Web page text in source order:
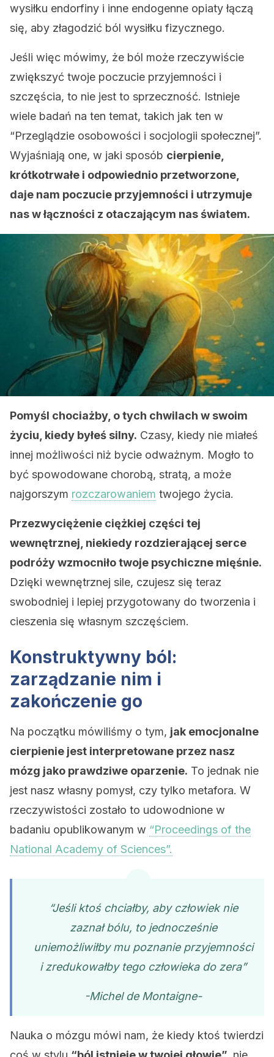
wysiłku endorfiny i inne endogenne opiaty łączą
się, aby złagodzić ból wysiłku fizycznego.
Jeśli więc mówimy, że ból może rzeczywiście
zwiększyć twoje poczucie przyjemności i
szczęścia, to nie jest to sprzeczność. Istnieje
wiele badań na ten temat, takich jak ten w
“Przeglądzie osobowości i socjologii społecznej”.
Wyjaśniają one, w jaki sposób cierpienie,
krótkotrwałe i odpowiednio przetworzone,
daje nam poczucie przyjemności i utrzymuje
nas w łączności z otaczającym nas światem.
Pomyśl chociażby, o tych chwilach w swoim
życiu, kiedy byłeś silny. Czasy, kiedy nie miałeś
innej możliwości niż bycie odważnym. Mogło to
być spowodowane chorobą, stratą, a może
najgorszym rozczarowaniem twojego życia.
Przezwyciężenie ciężkiej części tej
wewnętrznej, niekiedy rozdzierającej serce
podróży wzmocniło twoje psychiczne mięśnie.
Dzięki wewnętrznej sile, czujesz się teraz
swobodniej i lepiej przygotowany do tworzenia i
cieszenia się własnym szczęściem.
Konstruktywny ból:
zarządzanie nim i
zakończenie go
Na początku mówiliśmy o tym, jak emocjonalne
cierpienie jest interpretowane przez nasz
mózg jako prawdziwe oparzenie. To jednak nie
jest nasz własny pomysł, czy tylko metafora. W
rzeczywistości zostało to udowodnione w
badaniu opublikowanym w “Proceedings of the
National Academy of Sciences”.
“Jeśli ktoś chciałby, aby człowiek nie
zaznał bólu, to jednocześnie
uniemożliwiłby mu poznanie przyjemności
i zredukowałby tego człowieka do zera”
-Michel de Montaigne-
Nauka o mózgu mówi nam, że kiedy ktoś twierdzi